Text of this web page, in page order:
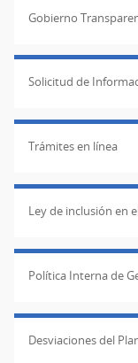
Gobierno
Solicitud de
Trámites en línea
Ley de inclusión en
Política Interna de
Desviaciones del